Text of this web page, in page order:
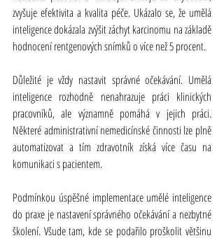
zvyšuje efektivita a kvalita péče. Ukázalo se, že umělá
inteligence dokázala zvýšit záchyt karcinomu na základě
hodnocení rentgenových snímků o více než 5 procent.
Důležité je vždy nastavit správné očekávání. Umělá
inteligence rozhodně nenahrazuje práci klinických
pracovníků, ale významně pomáhá v jejich práci.
Některé administrativní nemedicínské činnosti lze plně
automatizovat a tím zdravotník získá více času na
komunikaci s pacientem.
Podmínkou úspěšné implementace umělé inteligence
do praxe je nastavení správného očekávání a nezbytné
školení. Všude tam, kde se podařilo proškolit většinu